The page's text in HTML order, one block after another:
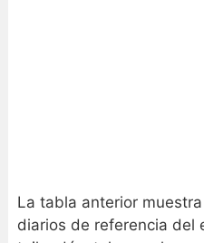
La tabla anterior
diarios de referencia del